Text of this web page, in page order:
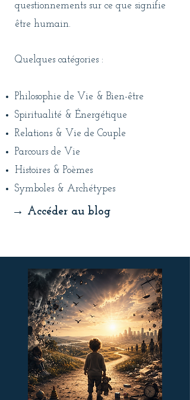
questionnements sur ce que signifie
être humain.
Quelques catégories :
Philosophie de Vie & Bien-être
Spiritualité & Énergétique
Relations & Vie de Couple
Parcours de Vie
Histoires & Poèmes
Symboles & Archétypes
→ Accéder au blog